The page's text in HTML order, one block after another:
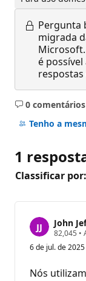
Pergunta
migrada
é
0 comentários
Sem
Tenho a
1
Classificar por:
John
82,045 P
n
o
s
•
6 de jul. de
Nós